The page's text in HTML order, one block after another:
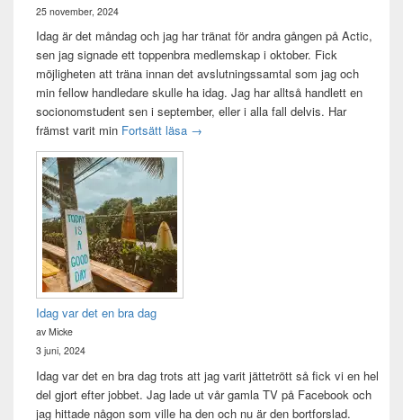
25 november, 2024
Idag är det måndag och jag har tränat för andra gången på Actic,
sen jag signade ett toppenbra medlemskap i oktober. Fick
möjligheten att träna innan det avslutningssamtal som jag och
min fellow handledare skulle ha idag. Jag har alltså handlett en
socionomstudent sen i september, eller i alla fall delvis. Har
främst varit min Fortsätt läsa Att vara handledare åt en student
→
Idag var det en bra dag
av Micke
3 juni, 2024
Idag var det en bra dag trots att jag varit jättetrött så fick vi en hel
del gjort efter jobbet. Jag lade ut vår gamla TV på Facebook och
jag hittade någon som ville ha den och nu är den bortforslad.